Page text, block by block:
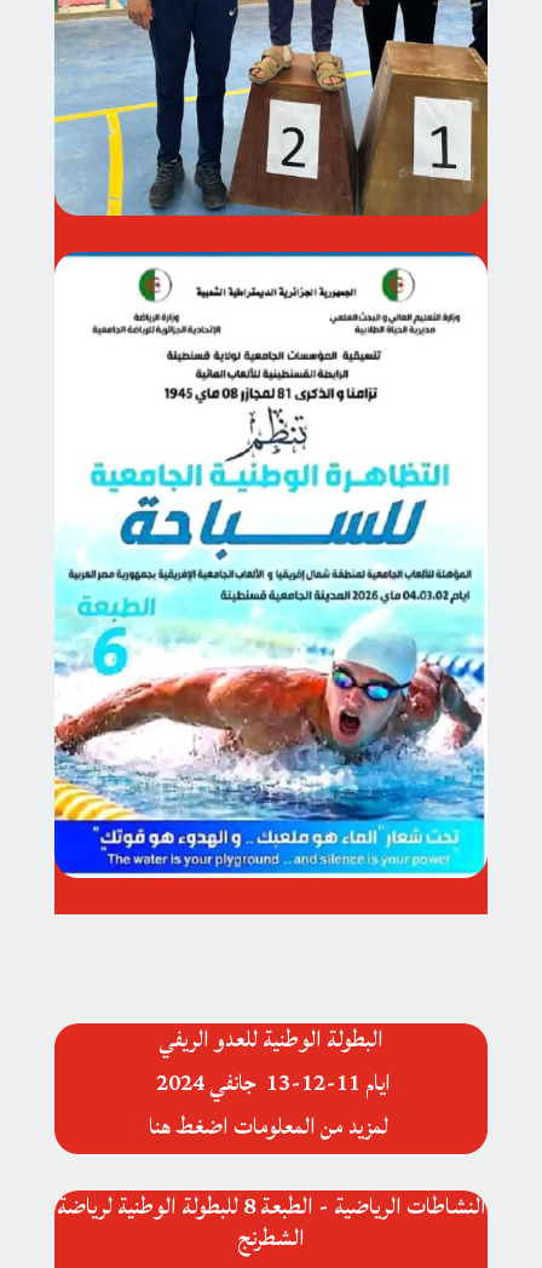
البطولة الوطنية للعدو الريفي
ايام 11-12-13 جانفي 2024
لمزيد من المعلومات اضغط هنا
النشاطات الرياضية - الطبعة 8 للبطولة الوطنية لرياضة
الشطرنج